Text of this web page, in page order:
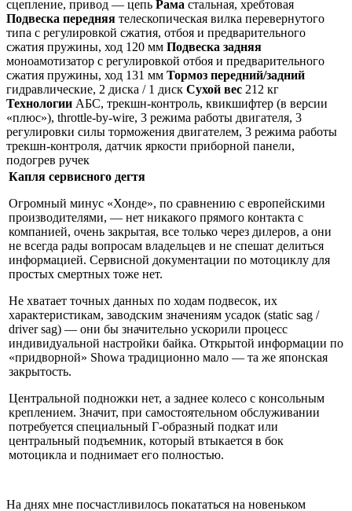
сцепление, привод — цепь Рама стальная, хребтовая
Подвеска передняя телескопическая вилка перевернутого
типа с регулировкой сжатия, отбоя и предварительного
сжатия пружины, ход 120 мм Подвеска задняя
моноамотизатор с регулировкой отбоя и предварительного
сжатия пружины, ход 131 мм Тормоз передний/задний
гидравлические, 2 диска / 1 диск Сухой вес 212 кг
Технологии АБС, трекшн-контроль, квикшифтер (в версии
«плюс»), throttle-by-wire, 3 режима работы двигателя, 3
регулировки силы торможения двигателем, 3 режима работы
трекшн-контроля, датчик яркости приборной панели,
подогрев ручек
Капля сервисного дегтя
Огромный минус «Хонде», по сравнению с европейскими
производителями, — нет никакого прямого контакта с
компанией, очень закрытая, все только через дилеров, а они
не всегда рады вопросам владельцев и не спешат делиться
информацией. Сервисной документации по мотоциклу для
простых смертных тоже нет.
Не хватает точных данных по ходам подвесок, их
характеристикам, заводским значениям усадок (static sag /
driver sag) — они бы значительно ускорили процесс
индивидуальной настройки байка. Открытой информации по
«придворной» Showa традиционно мало — та же японская
закрытость.
Центральной подножки нет, а заднее колесо с консольным
креплением. Значит, при самостоятельном обслуживании
потребуется специальный Г-образный подкат или
центральный подъемник, который втыкается в бок
мотоцикла и поднимает его полностью.
На днях мне посчастливилось покататься на новеньком